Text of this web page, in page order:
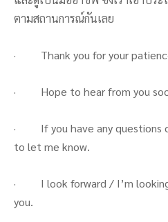
ตามสถานการณ์กันเลย
· Thank you for your
· Hope to hear from you
· If you have any questions
to let me know.
· I look forward / I’m
you.